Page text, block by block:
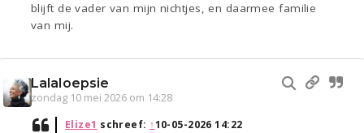
blijft de vader van mijn nichtjes, en daarmee familie
van mij.
Lalaloepsie
zondag 10 mei 2026 om 14:28
Elize1 schreef: ↑10-05-2026 14:22